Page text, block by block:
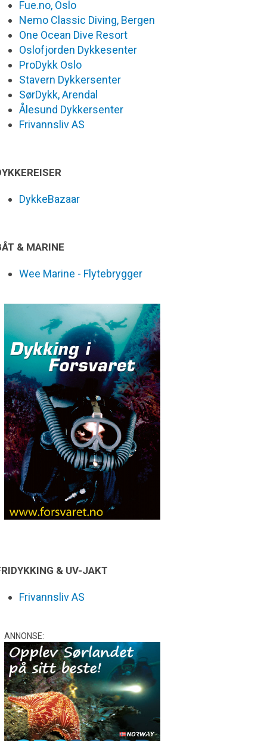
Fue.no, Oslo
Nemo Classic Diving, Bergen
One Ocean Dive Resort
Oslofjorden Dykkesenter
ProDykk Oslo
Stavern Dykkersenter
SørDykk, Arendal
Ålesund Dykkersenter
Frivannsliv AS
DykkeBazaar
& MARINE
Wee Marine - Flytebrygger
& UV-JAKT
Frivannsliv AS
ANNONSE: